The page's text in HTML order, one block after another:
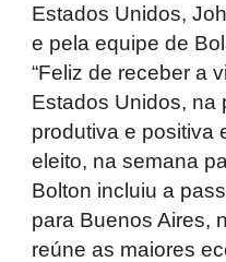
Estados Unidos,
e pela equipe de
“Feliz de receber a
Estados Unidos, na
produtiva e positiva
eleito, na semana
Bolton incluiu a
para Buenos Aires,
reúne as maiores